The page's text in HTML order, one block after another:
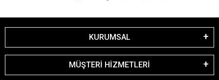
KURUMSAL
MÜŞTERİ HİZMETLERİ